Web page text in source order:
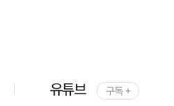
유튜브 구독 +